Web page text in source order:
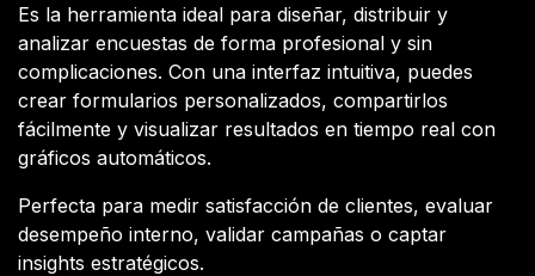
Es la herramienta ideal para diseñar, distribuir y
analizar encuestas de forma profesional y sin
complicaciones. Con una interfaz intuitiva, puedes
crear formularios personalizados, compartirlos
fácilmente y visualizar resultados en tiempo real con
gráficos automáticos.
Perfecta para medir satisfacción de clientes, evaluar
desempeño interno, validar campañas o captar
insights estratégicos.